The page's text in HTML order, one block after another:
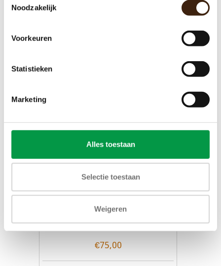
Noodzakelijk
Voorkeuren
Statistieken
Marketing
Alles toestaan
Selectie toestaan
Weigeren
€75,00